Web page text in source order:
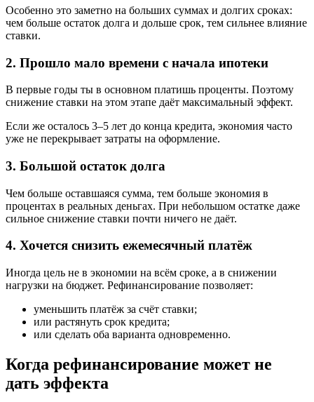
Особенно это заметно на больших суммах и долгих сроках:
чем больше остаток долга и дольше срок, тем сильнее влияние
ставки.
2. Прошло мало времени с начала ипотеки
В первые годы ты в основном платишь проценты. Поэтому
снижение ставки на этом этапе даёт максимальный эффект.
Если же осталось 3–5 лет до конца кредита, экономия часто
уже не перекрывает затраты на оформление.
3. Большой остаток долга
Чем больше оставшаяся сумма, тем больше экономия в
процентах в реальных деньгах. При небольшом остатке даже
сильное снижение ставки почти ничего не даёт.
4. Хочется снизить ежемесячный платёж
Иногда цель не в экономии на всём сроке, а в снижении
нагрузки на бюджет. Рефинансирование позволяет:
уменьшить платёж за счёт ставки;
или растянуть срок кредита;
или сделать оба варианта одновременно.
Когда рефинансирование может не
дать эффекта